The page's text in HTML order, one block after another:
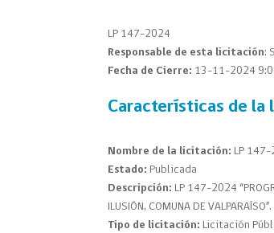
LP 147-2024
Responsable de esta licitación:
Fecha de Cierre: 13-11-2024
Características de la
Nombre de la licitación: LP
Estado: Publicada
Descripción: LP 147-2024
ILUSIÓN, COMUNA DE VALPARAÍSO”.
Tipo de licitación: Licitación